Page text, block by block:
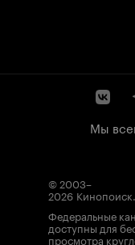
Мы
© 2003–
2026 Кинопоиск.
Федеральные
доступны для
просмотра